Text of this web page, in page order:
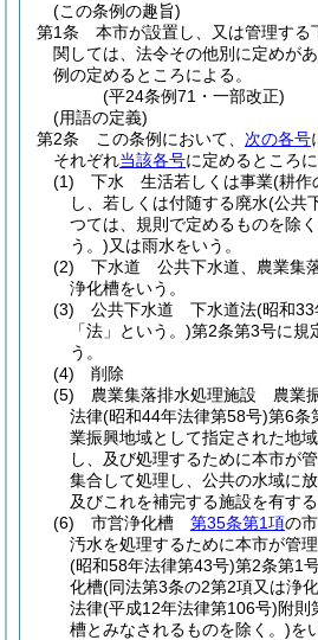
(この条例の趣旨)
第1条
本市が設置し、又は管理する
関しては、法令その他別に定めが
例の定めるところによる。
(平24条例71・一部改正)
(用語の定義)
第2条
この条例において、 次の各号
それぞれ当該各号に定めるところに
(1)
下水 生活若しくは事業(耕作
し、若しくは付随する廃水(公共
つては、規則で定めるものを除
う。)又は雨水をいう。
(2)
下水道 公共下水道、農業集
浄化槽をいう。
(3)
公共下水道 下水道法(昭和33
「法」という。)第2条第3号に規
う。
(4)
削除
(5)
農業集落排水処理施設 農業
法律(昭和44年法律第58号)第6条
業振興地域として指定された地
し、及び処理するために本市が
集合して処理し、公共の水域に
及びこれを補完する施設を有する
(6)
市営浄化槽 第35条第1項の
汚水を処理するために本市が管
(昭和58年法律第43号)第2条第1
化槽(同法第3条の2第2項又は浄
法律(平成12年法律第106号)附則
槽とみなされるものを除く。)を